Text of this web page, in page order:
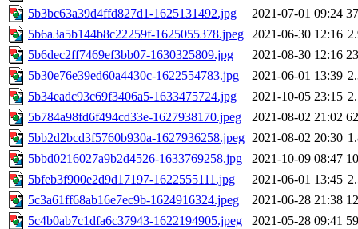
5b3bc63a39d4ffd827d1-1625131492.jpg
2021-07-01 09:24
5b6a3a5b144b8c22259f-1625055378.jpeg 2021-06-30 12:16
5b6dec2ff7469ef3bb07-1630325809.jpg
2021-08-30 12:16
5b30e76e39ed60a4430c-1622554783.jpg
2021-06-01 13:39
5b34eadc93c69f3406a5-1633475724.jpg
2021-10-05 23:15
5b784a98fd6f494cd33e-1627938170.jpeg
2021-08-02 21:02
5bb2d2bcd3f5760b930a-1627936258.jpeg 2021-08-02 20:30
5bbd0216027a9b2d4526-1633769258.jpg
2021-10-09 08:47
5bfeb3f900e2d9d17197-1622555111.jpg
2021-06-01 13:45
5c3a61ff68ab16e7ec9b-1624916324.jpeg
2021-06-28 21:38
5c4b0ab7c1dfa6c37943-1622194905.jpeg
2021-05-28 09:41